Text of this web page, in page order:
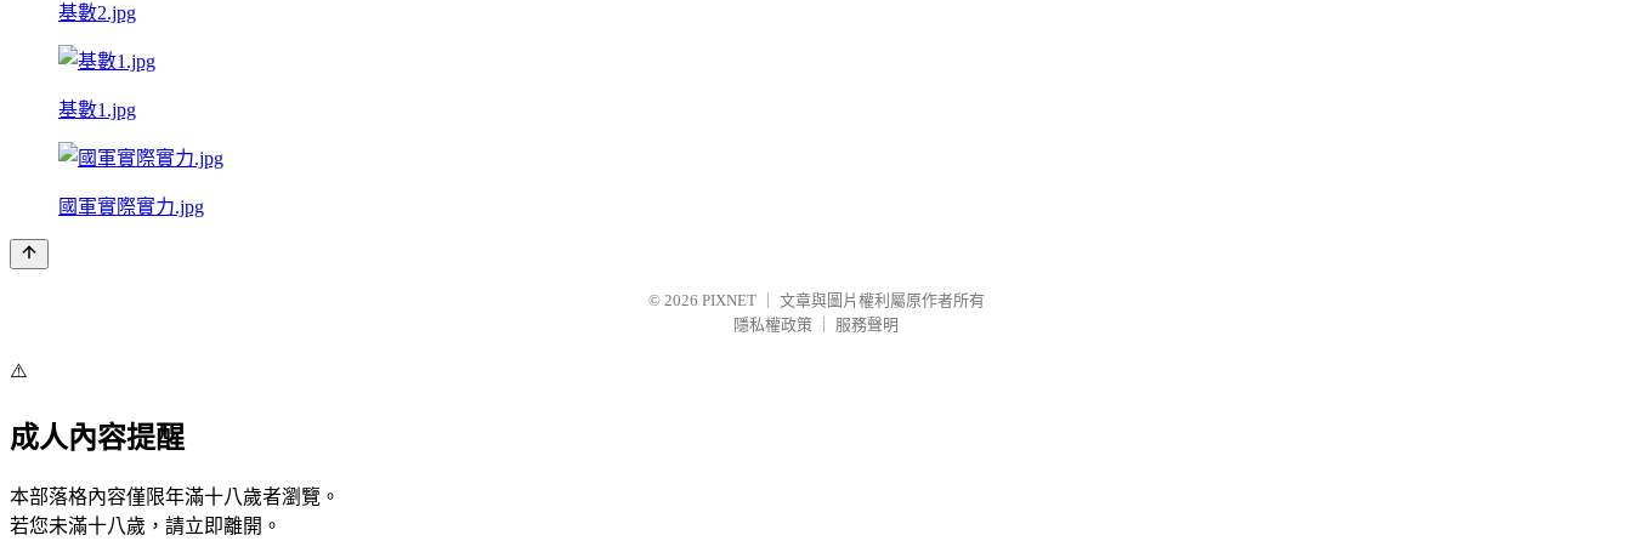
基數2.jpg
基數1.jpg
國軍實際實力.jpg
© 2026 PIXNET
文章與圖片權利屬原作者所有
隱私權政策
服務聲明
⚠️
成人內容提醒
本部落格內容僅限年滿十八歲者瀏覽。
若您未滿十八歲，請立即離開。